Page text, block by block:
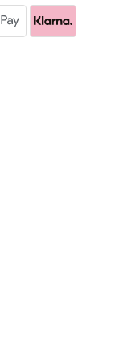
sind wirklich
sehr skeptisch.
darf man sich nicht
aber ein sehr sehr
hinzukommt ist
und den
mir die
auf 21 °C
auf den Tisch stelle,
das Heizpaneel
zu können.